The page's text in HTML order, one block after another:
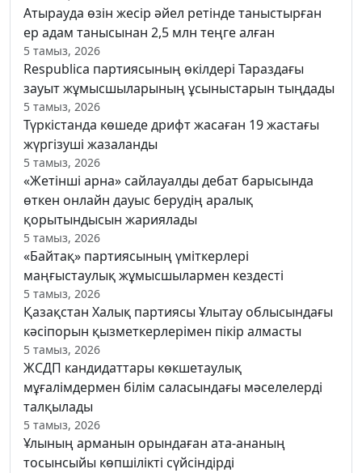
Атырауда өзін жесір әйел ретінде таныстырған
ер адам танысынан 2,5 млн теңге алған
5 тамыз, 2026
Respublica партиясының өкілдері Тараздағы
зауыт жұмысшыларының ұсыныстарын тыңдады
5 тамыз, 2026
Түркістанда көшеде дрифт жасаған 19 жастағы
жүргізуші жазаланды
5 тамыз, 2026
«Жетінші арна» сайлауалды дебат барысында
өткен онлайн дауыс берудің аралық
қорытындысын жариялады
5 тамыз, 2026
«Байтақ» партиясының үміткерлері
маңғыстаулық жұмысшылармен кездесті
5 тамыз, 2026
Қазақстан Халық партиясы Ұлытау облысындағы
кәсіпорын қызметкерлерімен пікір алмасты
5 тамыз, 2026
ЖСДП кандидаттары көкшетаулық
мұғалімдермен білім саласындағы мәселелерді
талқылады
5 тамыз, 2026
Ұлының арманын орындаған ата-ананың
тосынсыйы көпшілікті сүйсіндірді